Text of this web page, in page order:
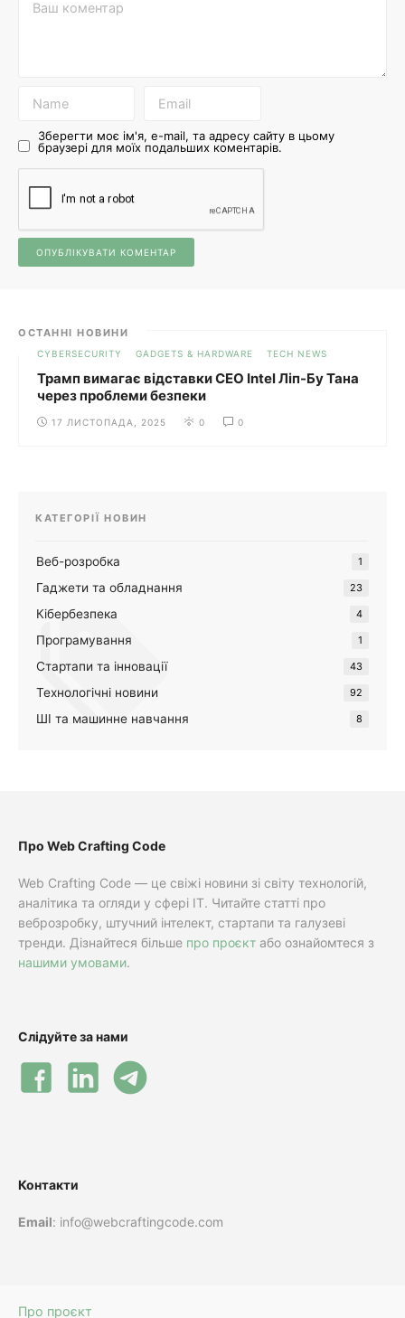
Зберегти моє ім'я, e-mail, та адресу сайту в цьому
браузері для моїх подальших коментарів.
ОСТАННІ НОВИНИ
CYBERSECURITY GADGETS & HARDWARE TECH NEWS
Трамп вимагає відставки CEO Intel Ліп-Бу Тана
через проблеми безпеки
17 ЛИСТОПАДА, 2025 0 0
КАТЕГОРІЇ НОВИН
Веб-розробка 1
Гаджети та обладнання 23
Кібербезпека 4
Програмування 1
Стартапи та інновації 43
Технологічні новини 92
ШІ та машинне навчання 8
Про Web Crafting Code
Web Crafting Code — це свіжі новини зі світу технологій,
аналітика та огляди у сфері IT. Читайте статті про
веброзробку, штучний інтелект, стартапи та галузеві
тренди. Дізнайтеся більше про проєкт або ознайомтеся з
нашими умовами.
Слідуйте за нами
Контакти
Email: info@webcraftingcode.com
Про проєкт